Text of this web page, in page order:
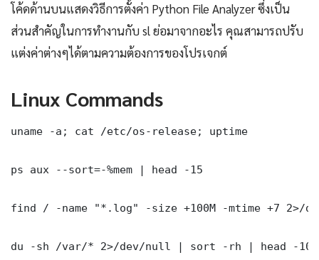
โค้ดด้านบนแสดงวิธีการตั้งค่า Python File Analyzer ซึ่งเป็น
ส่วนสำคัญในการทำงานกับ sl ย่อมาจากอะไร คุณสามารถปรับ
แต่งค่าต่างๆได้ตามความต้องการของโปรเจกต์
Linux Commands
uname -a; cat /etc/os-release; uptime
ps aux --sort=-%mem | head -15
find / -name "*.log" -size +100M -mtime +7 2>/
du -sh /var/* 2>/dev/null | sort -rh | head -10